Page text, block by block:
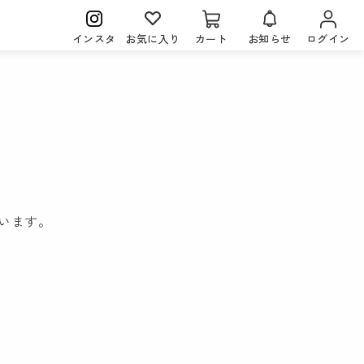
インスタ お気に入り カート お知らせ ログイン
ます。